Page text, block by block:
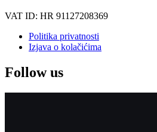
VAT ID: HR 91127208369
Politika privatnosti
Izjava o kolačićima
Follow us